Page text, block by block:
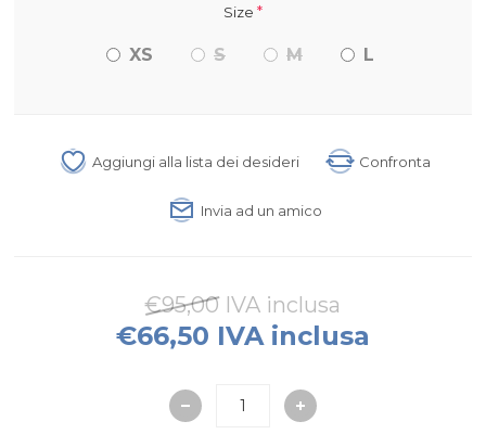
Size *
XS S M L
Aggiungi alla lista dei desideri Confronta
Invia ad un amico
€95,00 IVA inclusa
€66,50 IVA inclusa